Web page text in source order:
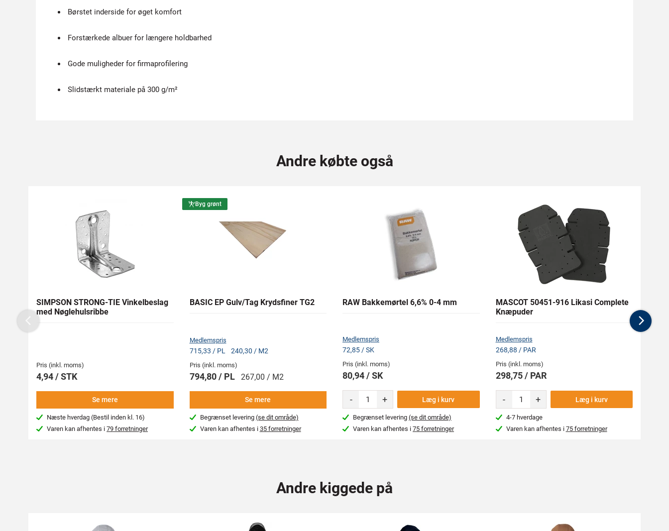
Børstet inderside for øget komfort
Forstærkede albuer for længere holdbarhed
Gode muligheder for firmaprofilering
Slidstærkt materiale på 300 g/m²
Andre købte også
SIMPSON STRONG-TIE Vinkelbeslag
med Nøglehulsribbe
Pris (inkl. moms)
4,94 / STK
Se mere
Næste hverdag (Bestil inden kl. 16)
Varen kan afhentes i79 forretninger
Byg grønt
BASIC EP Gulv/Tag Krydsfiner TG2
Medlemspris
715,33 / PL 240,30 / M2
Pris (inkl. moms)
794,80 / PL 267,00 / M2
Se mere
Begrænset levering (se dit område)
Varen kan afhentes i 35 forretninger
RAW Bakkemørtel 6,6% 0-4 mm
Medlemspris
72,85 / SK
Pris (inkl. moms)
80,94 / SK
- + Læg i kurv
Begrænset levering(se dit område)
Varen kan afhentes i75 forretninger
MASCOT 50451-916 Likasi Complete
Knæpuder
Medlemspris
268,88 / PAR
Pris (inkl. moms)
298,75 / PAR
- + Læg i kurv
4-7 hverdage
Varen kan afhentes i 75 forretninger
Previous
Andre kiggede på